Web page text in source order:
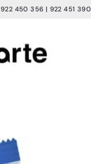
922 450 356 | 922 451 390